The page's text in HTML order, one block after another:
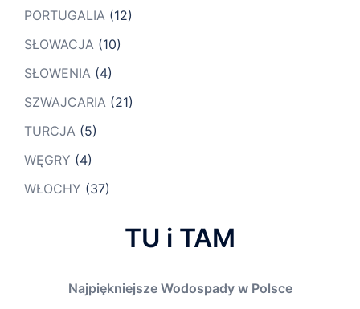
PORTUGALIA (12)
SŁOWACJA (10)
SŁOWENIA (4)
SZWAJCARIA (21)
TURCJA (5)
WĘGRY (4)
WŁOCHY (37)
TU i TAM
Najpiękniejsze Wodospady w Polsce